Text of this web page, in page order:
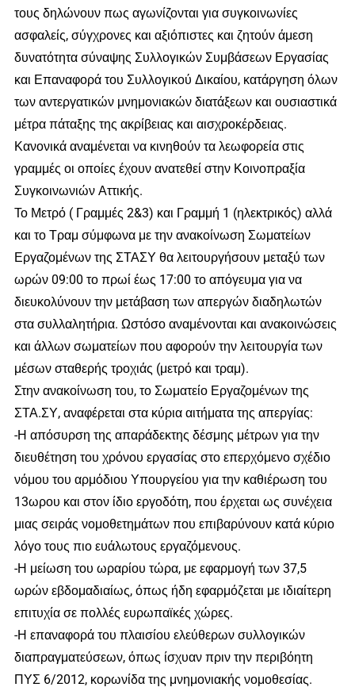
τους δηλώνουν πως αγωνίζονται για συγκοινωνίες
ασφαλείς, σύγχρονες και αξιόπιστες και ζητούν άμεση
δυνατότητα σύναψης Συλλογικών Συμβάσεων Εργασίας
και Επαναφορά του Συλλογικού Δικαίου, κατάργηση όλων
των αντεργατικών μνημονιακών διατάξεων και ουσιαστικά
μέτρα πάταξης της ακρίβειας και αισχροκέρδειας.
Κανονικά αναμένεται να κινηθούν τα λεωφορεία στις
γραμμές οι οποίες έχουν ανατεθεί στην Κοινοπραξία
Συγκοινωνιών Αττικής.
Το Μετρό ( Γραμμές 2&3) και Γραμμή 1 (ηλεκτρικός) αλλά
και το Τραμ σύμφωνα με την ανακοίνωση Σωματείων
Εργαζομένων της ΣΤΑΣΥ θα λειτουργήσουν μεταξύ των
ωρών 09:00 το πρωί έως 17:00 το απόγευμα για να
διευκολύνουν την μετάβαση των απεργών διαδηλωτών
στα συλλαλητήρια. Ωστόσο αναμένονται και ανακοινώσεις
και άλλων σωματείων που αφορούν την λειτουργία των
μέσων σταθερής τροχιάς (μετρό και τραμ).
Στην ανακοίνωση του, το Σωματείο Εργαζομένων της
ΣΤΑ.ΣΥ, αναφέρεται στα κύρια αιτήματα της απεργίας:
-Η απόσυρση της απαράδεκτης δέσμης μέτρων για την
διευθέτηση του χρόνου εργασίας στο επερχόμενο σχέδιο
νόμου του αρμόδιου Υπουργείου για την καθιέρωση του
13ωρου και στον ίδιο εργοδότη, που έρχεται ως συνέχεια
μιας σειράς νομοθετημάτων που επιβαρύνουν κατά κύριο
λόγο τους πιο ευάλωτους εργαζόμενους.
-Η μείωση του ωραρίου τώρα, με εφαρμογή των 37,5
ωρών εβδομαδιαίως, όπως ήδη εφαρμόζεται με ιδιαίτερη
επιτυχία σε πολλές ευρωπαϊκές χώρες.
-Η επαναφορά του πλαισίου ελεύθερων συλλογικών
διαπραγματεύσεων, όπως ίσχυαν πριν την περιβόητη
ΠΥΣ 6/2012, κορωνίδα της μνημονιακής νομοθεσίας.